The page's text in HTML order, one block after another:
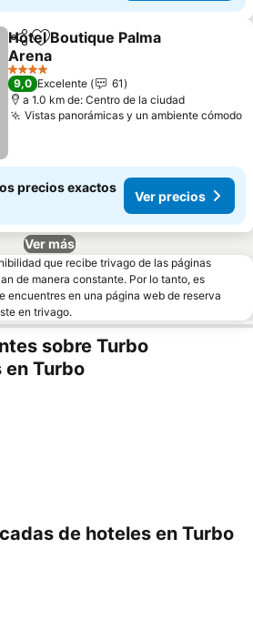
CompartirAgregar a favoritos
Hotel Boutique Palma
Arena
Ver precios
4 Estrellas
9,0 Excelente
61
a 1.0 km de: Centro de la ciudad
Vistas panorámicas y un ambiente cómodo
precios exactos
Ver precios
Ver más
que recibe trivago de las páginas
de manera constante. Por lo tanto, es
encuentres en una página web de reserva
en trivago.
sobre Turbo
en Turbo
de hoteles en Turbo